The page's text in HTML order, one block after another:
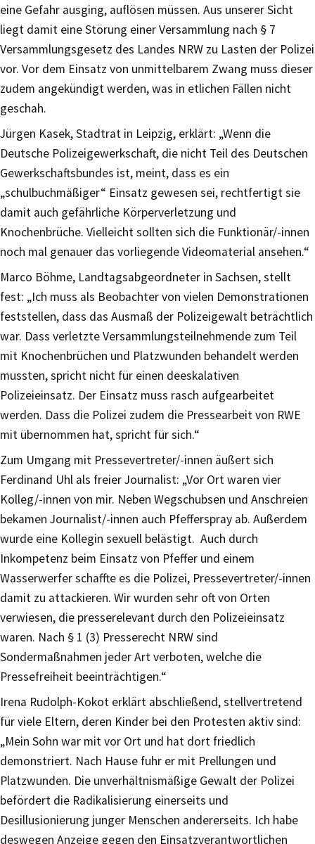
eine Gefahr ausging, auflösen müssen. Aus unserer Sicht
liegt damit eine Störung einer Versammlung nach § 7
Versammlungsgesetz des Landes NRW zu Lasten der Polizei
vor. Vor dem Einsatz von unmittelbarem Zwang muss dieser
zudem angekündigt werden, was in etlichen Fällen nicht
geschah.
Jürgen Kasek, Stadtrat in Leipzig, erklärt: „Wenn die
Deutsche Polizeigewerkschaft, die nicht Teil des Deutschen
Gewerkschaftsbundes ist, meint, dass es ein
„schulbuchmäßiger“ Einsatz gewesen sei, rechtfertigt sie
damit auch gefährliche Körperverletzung und
Knochenbrüche. Vielleicht sollten sich die Funktionär/-innen
noch mal genauer das vorliegende Videomaterial ansehen.“
Marco Böhme, Landtagsabgeordneter in Sachsen, stellt
fest: „Ich muss als Beobachter von vielen Demonstrationen
feststellen, dass das Ausmaß der Polizeigewalt beträchtlich
war. Dass verletzte Versammlungsteilnehmende zum Teil
mit Knochenbrüchen und Platzwunden behandelt werden
mussten, spricht nicht für einen deeskalativen
Polizeieinsatz. Der Einsatz muss rasch aufgearbeitet
werden. Dass die Polizei zudem die Pressearbeit von RWE
mit übernommen hat, spricht für sich.“
Zum Umgang mit Pressevertreter/-innen äußert sich
Ferdinand Uhl als freier Journalist: „Vor Ort waren vier
Kolleg/-innen von mir. Neben Wegschubsen und Anschreien
bekamen Journalist/-innen auch Pfefferspray ab. Außerdem
wurde eine Kollegin sexuell belästigt. Auch durch
Inkompetenz beim Einsatz von Pfeffer und einem
Wasserwerfer schaffte es die Polizei, Pressevertreter/-innen
damit zu attackieren. Wir wurden sehr oft von Orten
verwiesen, die presserelevant durch den Polizeieinsatz
waren. Nach § 1 (3) Presserecht NRW sind
Sondermaßnahmen jeder Art verboten, welche die
Pressefreiheit beeinträchtigen.“
Irena Rudolph-Kokot erklärt abschließend, stellvertretend
für viele Eltern, deren Kinder bei den Protesten aktiv sind:
„Mein Sohn war mit vor Ort und hat dort friedlich
demonstriert. Nach Hause fuhr er mit Prellungen und
Platzwunden. Die unverhältnismäßige Gewalt der Polizei
befördert die Radikalisierung einerseits und
Desillusionierung junger Menschen andererseits. Ich habe
deswegen Anzeige gegen den Einsatzverantwortlichen